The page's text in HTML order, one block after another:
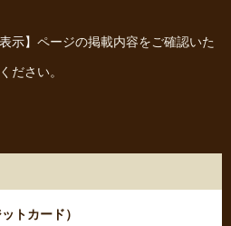
示】 ページの掲載内容をご確認いた
ださい。
トカード）